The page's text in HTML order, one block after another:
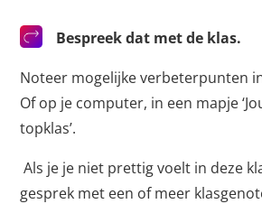
Bespreek dat met de klas.
Noteer mogelijke verbeterpunten
Of op je computer, in een mapje
topklas’.
Als je je niet prettig voelt in deze
gesprek met een of meer